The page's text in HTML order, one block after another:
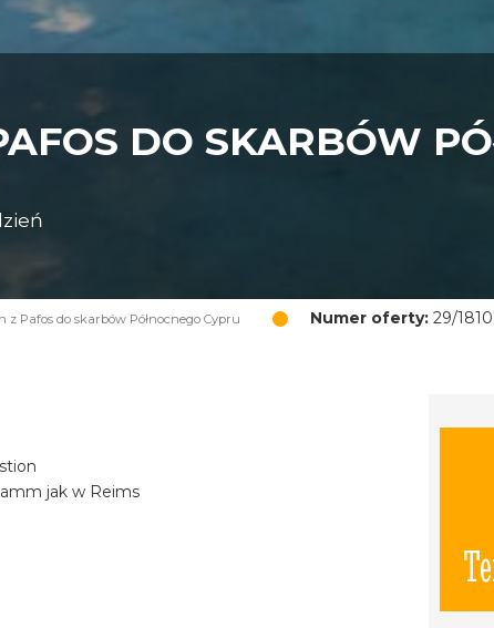
DO SKARBÓW
Pafos do skarbów Północnego Cypru Numer oferty: 29/
jak w Reims